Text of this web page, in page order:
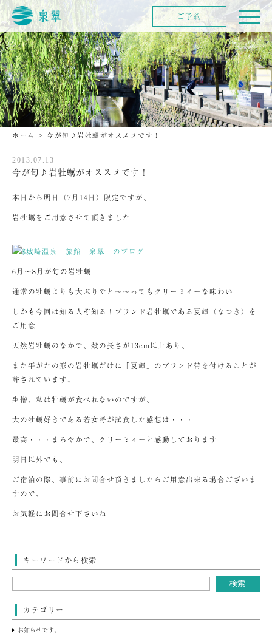
ホーム > 今が旬♪岩牡蠣がオススメです！
2013.07.13
今が旬♪岩牡蠣がオススメです！
本日から明日（7月14日）限定ですが、
岩牡蠣をご用意させて頂きました
6月～8月が旬の岩牡蠣
通常の牡蠣よりも大ぶりでと～～ってもクリーミィーな味わい
しかも今回は知る人ぞ知る！ブランド岩牡蠣である夏輝（なつき）を
ご用意
天然岩牡蠣のなかで、殻の長さが13cm以上あり、
また平がたの形の岩牡蠣だけに「夏輝」のブランド帯を付けることが
許されています。
生憎、私は牡蠣が食べれないのですが、
大の牡蠣好きである若女将が試食した感想は・・・
最高・・・まろやかで、クリーミィーと感動しております
明日以外でも、
ご宿泊の際、事前にお問合せ頂きましたらご用意出来る場合ございま
すので、
お気軽にお問合せ下さいね
キーワードから検索
カテゴリー
お知らせです。
ご予約